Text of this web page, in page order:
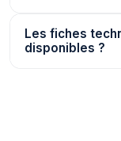
Les fiches
disponibles ?